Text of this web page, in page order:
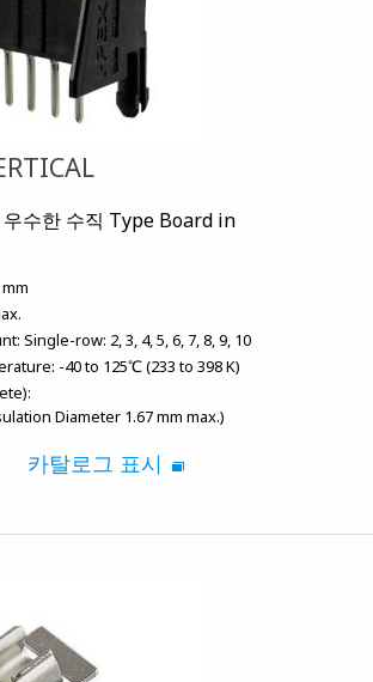
우수한 수직 Type Board in
Single-row: 2, 3, 4, 5, 6, 7, 8, 9, 10
-40 to 125℃ (233 to 398 K)
Diameter 1.67 mm max.)
카탈로그 표시